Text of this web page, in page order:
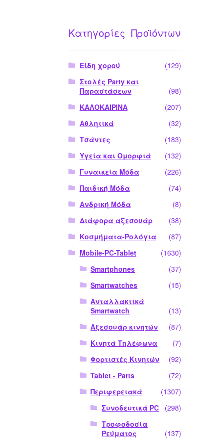
Κατηγορίες Προϊόντων
Είδη χορού
(129)
Στολές Party και
Παραστάσεων
(98)
ΚΑΛΟΚΑΙΡΙΝΑ
(207)
Αθλητικά
(32)
Τσάντες
(183)
Υγεία και Ομορφιά
(132)
Γυναικεία Μόδα
(226)
Παιδική Μόδα
(74)
Ανδρική Μόδα
(8)
Διάφορα αξεσουάρ
(38)
Κοσμήματα-Ρολόγια
(87)
Mobile-PC-Tablet
(1630)
Smartphones
(37)
Smartwatches
(15)
Ανταλλακτικά
Smartwatch
(13)
Αξεσουάρ κινητών
(87)
Κινητά Τηλέφωνα
(7)
Φορτιστές Κινητών
(92)
Tablet - Parts
(72)
Περιφερειακά
(1307)
Συνοδευτικά PC
(298)
Τροφοδοσία
Ρεύματος
(137)